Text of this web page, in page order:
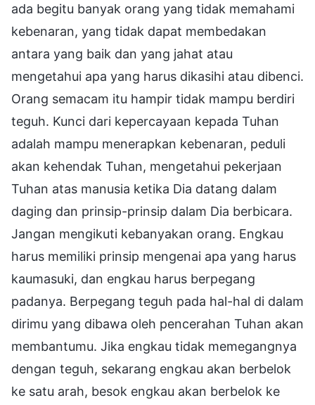
ada begitu banyak orang yang tidak memahami
kebenaran, yang tidak dapat membedakan
antara yang baik dan yang jahat atau
mengetahui apa yang harus dikasihi atau dibenci.
Orang semacam itu hampir tidak mampu berdiri
teguh. Kunci dari kepercayaan kepada Tuhan
adalah mampu menerapkan kebenaran, peduli
akan kehendak Tuhan, mengetahui pekerjaan
Tuhan atas manusia ketika Dia datang dalam
daging dan prinsip-prinsip dalam Dia berbicara.
Jangan mengikuti kebanyakan orang. Engkau
harus memiliki prinsip mengenai apa yang harus
kaumasuki, dan engkau harus berpegang
padanya. Berpegang teguh pada hal-hal di dalam
dirimu yang dibawa oleh pencerahan Tuhan akan
membantumu. Jika engkau tidak memegangnya
dengan teguh, sekarang engkau akan berbelok
ke satu arah, besok engkau akan berbelok ke